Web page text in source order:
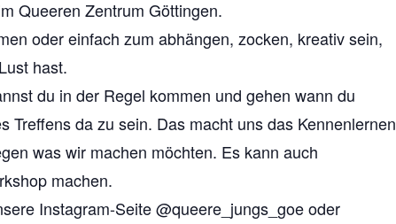
Queeren Zentrum Göttingen.
oder einfach zum abhängen, zocken, kreativ sein,
hast.
du in der Regel kommen und gehen wann du
Treffens da zu sein. Das macht uns das Kennenlernen
was wir machen möchten. Es kann auch
machen.
Instagram-Seite @queere_jungs_goe oder